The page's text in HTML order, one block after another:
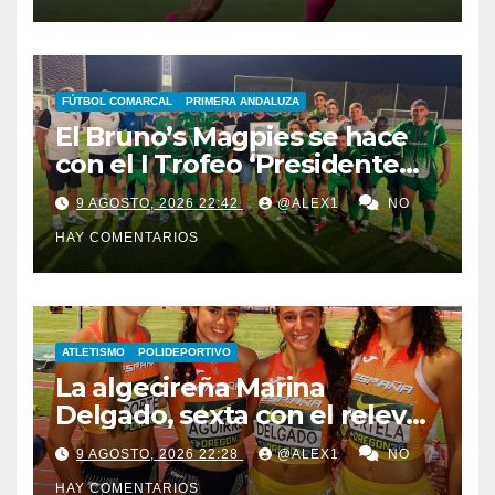
FÚTBOL COMARCAL PRIMERA ANDALUZA
El Bruno’s Magpies se hace
con el I Trofeo ‘Presidente
Javier Chacón’ ante AD
Taraguilla y el juvenil del
Cádiz CV
9 AGOSTO, 2026 22:42 @ALEX1 NO
HAY COMENTARIOS
ATLETISMO POLIDEPORTIVO
La algecireña Marina
Delgado, sexta con el relevo
4×100 femenino español en
el Mundial Sub-20 de Eugene
9 AGOSTO, 2026 22:28 @ALEX1 NO
HAY COMENTARIOS